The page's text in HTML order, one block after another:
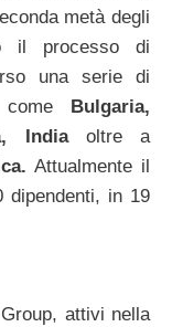
metà degli
il processo di
una serie di
come
Bulgaria,
Indiaoltre a
Attualmente il
dipendenti, in 19
attivi nella